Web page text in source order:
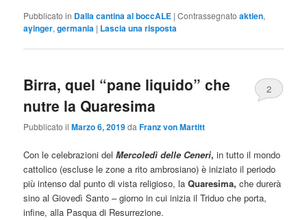
Pubblicato in Dalla cantina al boccALE |Contrassegnato aktien,
ayinger,germania | Lascia una risposta
Birra, quel “pane liquido” che
nutre la Quaresima
Pubblicato ilMarzo 6, 2019daFranz von Martitt
2
Con le celebrazioni delMercoledì delle Ceneri, in tutto il mondo
cattolico (escluse le zone a rito ambrosiano) è iniziato il periodo
più intenso dal punto di vista religioso, laQuaresima, che durerà
sino al Giovedì Santo – giorno in cui inizia il Triduo che porta,
infine, alla Pasqua di Resurrezione.